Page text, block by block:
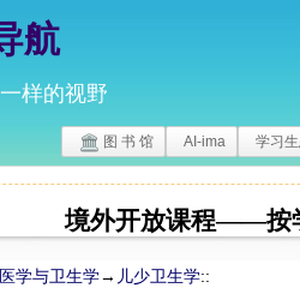
航
样的视野
图 书 馆 AI-ima 学习
境外开放课程——按
学与卫生学→ 儿少卫生学::